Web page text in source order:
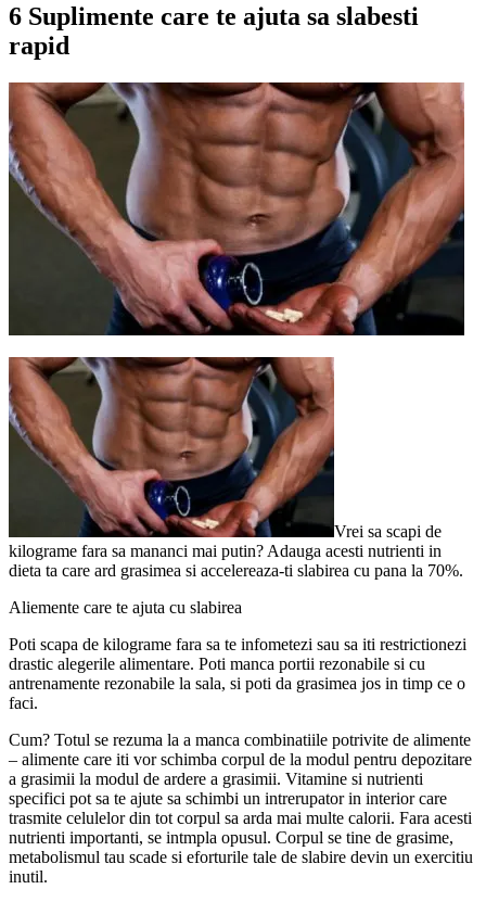
6 Suplimente care te ajuta sa slabesti
rapid
Vrei sa scapi de
kilograme fara sa mananci mai putin? Adauga acesti nutrienti in
dieta ta care ard grasimea si accelereaza-ti slabirea cu pana la 70%.
Aliemente care te ajuta cu slabirea
Poti scapa de kilograme fara sa te infometezi sau sa iti restrictionezi
drastic alegerile alimentare. Poti manca portii rezonabile si cu
antrenamente rezonabile la sala, si poti da grasimea jos in timp ce o
faci.
Cum? Totul se rezuma la a manca combinatiile potrivite de alimente
– alimente care iti vor schimba corpul de la modul pentru depozitare
a grasimii la modul de ardere a grasimii. Vitamine si nutrienti
specifici pot sa te ajute sa schimbi un intrerupator in interior care
trasmite celulelor din tot corpul sa arda mai multe calorii. Fara acesti
nutrienti importanti, se intmpla opusul. Corpul se tine de grasime,
metabolismul tau scade si eforturile tale de slabire devin un exercitiu
inutil.